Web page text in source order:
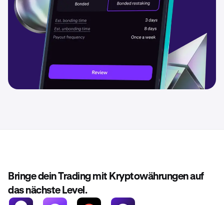
Bringe dein Trading mit Kryptowährungen auf
das nächste Level.